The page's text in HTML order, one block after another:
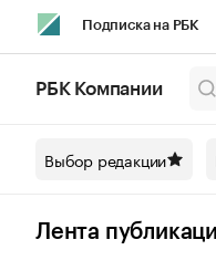
Подписка на РБК
Спецпроекты СПб
Технологии и
РБК Компании
Выбор редакции
Лента